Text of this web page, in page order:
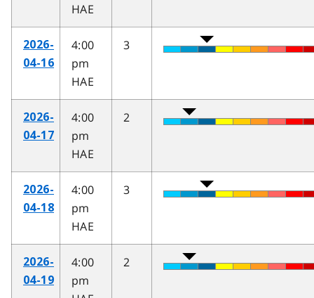
HAE
2026-
04-16
4:00
pm
HAE
3
2026-
04-17
4:00
pm
HAE
2
2026-
04-18
4:00
pm
HAE
3
2026-
04-19
4:00
pm
2